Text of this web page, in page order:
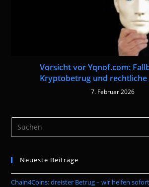
Vorsicht vor Yqnof.com:
Kryptobetrug und rechtliche
7. Februar 2026
Neueste Beiträge
Chain4Coins: dreister Betrug – wir helfen sofort